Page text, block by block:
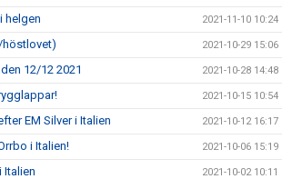
helgen 2021-11-10 10:24
höstlovet) 2021-10-29 15:06
12/12 2021 2021-10-28 14:48
2021-10-15 10:54
EM Silver i Italien 2021-10-12 16:17
i Italien! 2021-10-06 15:19
Italien 2021-10-02 10:11